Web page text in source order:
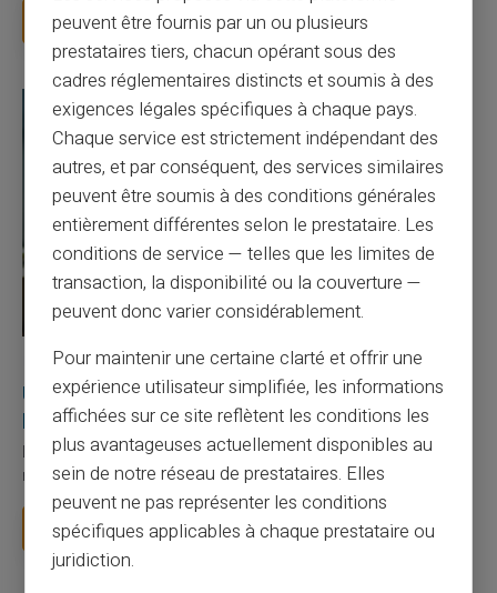
Lire la suite
27/07/2026 Veritas Carte prépayée
Utilisation responsable du paiement mobile avec
la carte Veritas
Le paiement mobile s'est imposé dans les habitudes quotidiennes,
mais il appelle des réflexes pour é...
Lire la suite
peuvent être fournis par un ou plusieurs
prestataires tiers, chacun opérant sous des
cadres réglementaires distincts et soumis à des
exigences légales spécifiques à chaque pays.
Chaque service est strictement indépendant des
autres, et par conséquent, des services similaires
peuvent être soumis à des conditions générales
entièrement différentes selon le prestataire. Les
conditions de service — telles que les limites de
transaction, la disponibilité ou la couverture —
peuvent donc varier considérablement.
Pour maintenir une certaine clarté et offrir une
expérience utilisateur simplifiée, les informations
affichées sur ce site reflètent les conditions les
plus avantageuses actuellement disponibles au
sein de notre réseau de prestataires. Elles
peuvent ne pas représenter les conditions
spécifiques applicables à chaque prestataire ou
juridiction.